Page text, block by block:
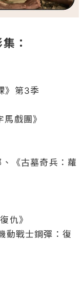
：
》第3季
戲團》
《古墓奇兵：蘿
仇》
動戰士鋼彈：復